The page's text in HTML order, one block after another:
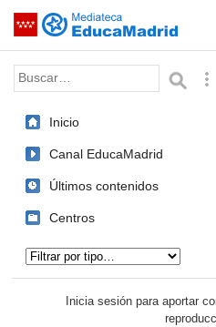
Saltar navegación
Palabra o frase:
Inicio
Canal EducaMadrid
Últimos contenidos
Centros
Inicia sesión para aportar